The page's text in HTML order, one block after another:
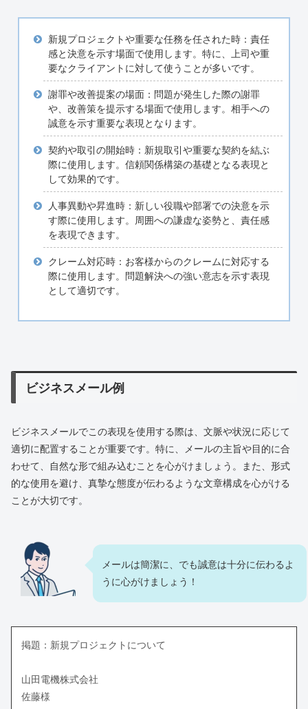
新規プロジェクトや重要な任務を任された時：責任
感と決意を示す場面で使用します。特に、上司や重
要なクライアントに対して使うことが多いです。
謝罪や改善提案の場面：問題が発生した際の謝罪
や、改善策を提示する場面で使用します。相手への
誠意を示す重要な表現となります。
契約や取引の開始時：新規取引や重要な契約を結ぶ
際に使用します。信頼関係構築の基礎となる表現と
して効果的です。
人事異動や昇進時：新しい役職や部署での決意を示
す際に使用します。周囲への謙虚な姿勢と、責任感
を表現できます。
クレーム対応時：お客様からのクレームに対応する
際に使用します。問題解決への強い意志を示す表現
として適切です。
ビジネスメール例
ビジネスメールでこの表現を使用する際は、文脈や状況に応じて
適切に配置することが重要です。特に、メールの主旨や目的に合
わせて、自然な形で組み込むことを心がけましょう。また、形式
的な使用を避け、真摯な態度が伝わるような文章構成を心がける
ことが大切です。
メールは簡潔に、でも誠意は十分に伝わるよ
うに心がけましょう！
掲題：新規プロジェクトについて
山田電機株式会社
佐藤様